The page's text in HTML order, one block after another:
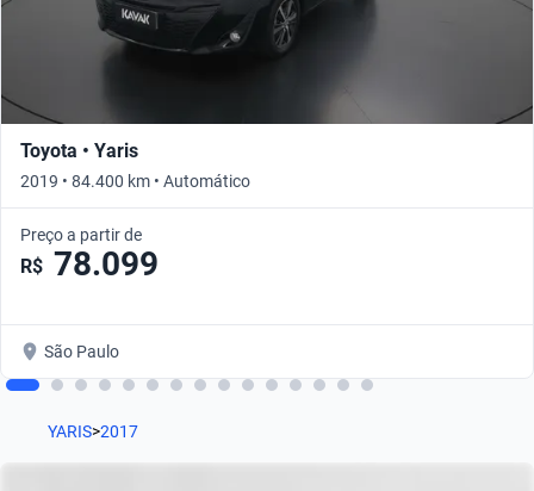
Toyota • Yaris
2019 • 84.400 km • Automático
Preço a partir de
R$ 78.099
São Paulo
YARIS>2017